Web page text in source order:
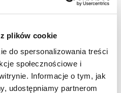
plików cookie
do spersonalizowania treści
społecznościowe i
Informacje o tym, jak
udostępniamy partnerom